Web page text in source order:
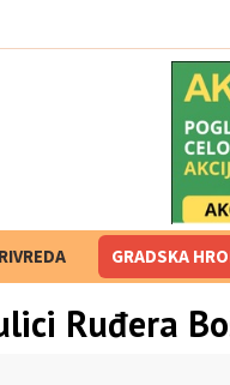
subotu, umes
GRADSKA
Ruđera